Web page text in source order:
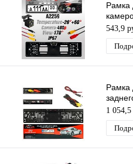
Рамка
543,9
Рамка
1 054,5